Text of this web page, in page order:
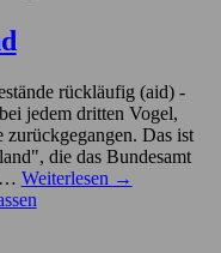
rückläufig (aid) -
jedem dritten Vogel,
zurückgegangen. Das ist
die das Bundesamt
… Weiterlesen →